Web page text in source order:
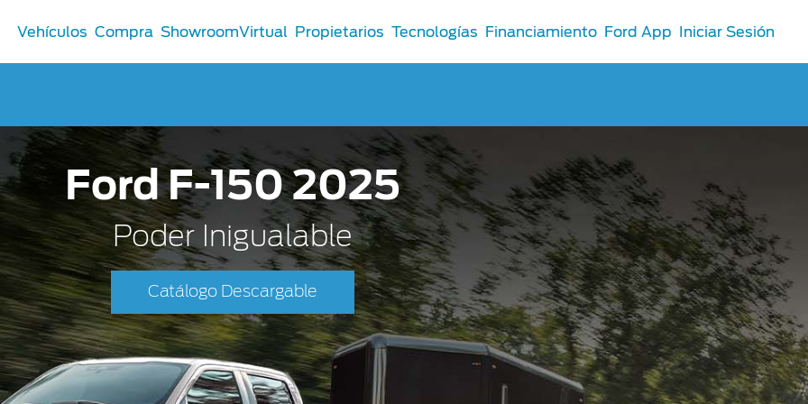
Ford
Distribuidor
Certificados
Vehículos Compra ShowroomVirtual Propietarios Tecnologías Financiamiento Ford App Iniciar Sesión
Ford F-150 2025
Poder Inigualable
Catálogo Descargable